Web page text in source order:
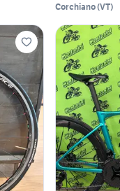
Corchiano(VT)